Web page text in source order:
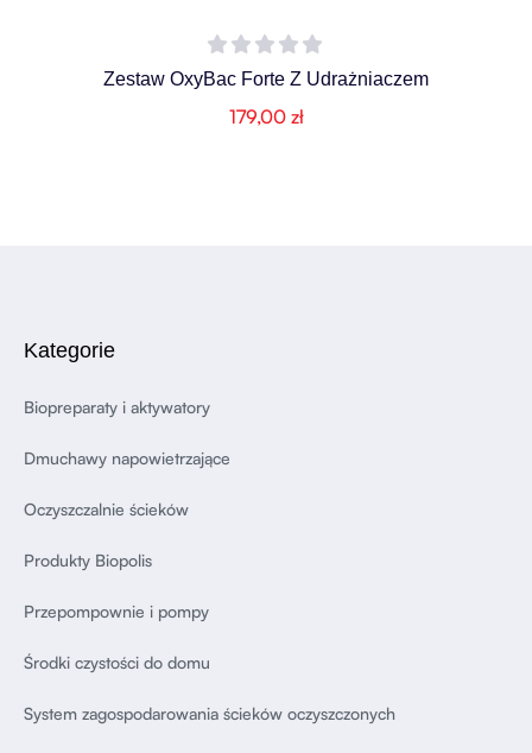
Zestaw OxyBac Forte Z Udrażniaczem
179,00 zł
Kategorie
Biopreparaty i aktywatory
Dmuchawy napowietrzające
Oczyszczalnie ścieków
Produkty Biopolis
Przepompownie i pompy
Środki czystości do domu
System zagospodarowania ścieków oczyszczonych